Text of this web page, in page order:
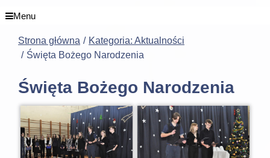
Menu
Strona główna
Kategoria: Aktualności
Święta Bożego Narodzenia
Święta Bożego Narodzenia